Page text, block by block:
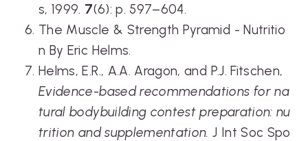
s, 1999. 7(6): p. 597–604.
The Muscle & Strength Pyramid - Nutritio
n By Eric Helms.
Helms, E.R., A.A. Aragon, and P.J. Fitschen,
Evidence-based recommendations for na
tural bodybuilding contest preparation: nu
trition and supplementation.J Int Soc Spo